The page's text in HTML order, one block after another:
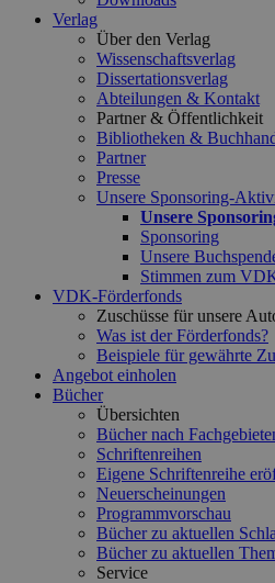
Verlag
Über den Verlag
Wissenschaftsverlag
Dissertationsverlag
Abteilungen & Kontakt
Partner & Öffentlichkeit
Bibliotheken &
Partner
Presse
Unsere Sponsoring-
Unsere
Sponsoring
Unsere
Stimmen zum
VDK-Förderfonds
Zuschüsse für unsere
Was ist der Förderfonds?
Beispiele für gewährte
Angebot einholen
Bücher
Übersichten
Bücher nach
Schriftenreihen
Eigene Schriftenreihe
Neuerscheinungen
Programmvorschau
Bücher zu aktuellen
Bücher zu aktuellen
Service